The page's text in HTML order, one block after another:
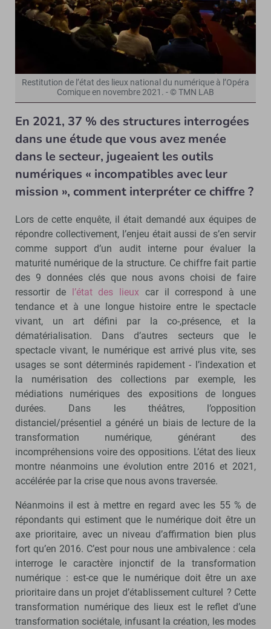
Restitution de l’état des lieux national du numérique à l’Opéra
Comique en novembre 2021. - © TMN LAB
En 2021, 37 % des structures interrogées
dans une étude que vous avez menée
dans le secteur, jugeaient les outils
numériques « incompatibles avec leur
mission », comment interpréter ce chiffre ?
Lors de cette enquête, il était demandé aux équipes de
répondre collectivement, l’enjeu était aussi de s’en servir
comme support d’un audit interne pour évaluer la
maturité numérique de la structure. Ce chiffre fait partie
des 9 données clés que nous avons choisi de faire
ressortir de l’état des lieux car il correspond à une
tendance et à une longue histoire entre le spectacle
vivant, un art défini par la co-,présence, et la
dématérialisation. Dans d’autres secteurs que le
spectacle vivant, le numérique est arrivé plus vite, ses
usages se sont déterminés rapidement - l’indexation et
la numérisation des collections par exemple, les
médiations numériques des expositions de longues
durées. Dans les théâtres, l’opposition
distanciel/présentiel a généré un biais de lecture de la
transformation numérique, générant des
incompréhensions voire des oppositions. L’état des lieux
montre néanmoins une évolution entre 2016 et 2021,
accélérée par la crise que nous avons traversée.
Néanmoins il est à mettre en regard avec les 55 % de
répondants qui estiment que le numérique doit être un
axe prioritaire, avec un niveau d’affirmation bien plus
fort qu’en 2016. C’est pour nous une ambivalence : cela
interroge le caractère injonctif de la transformation
numérique : est-ce que le numérique doit être un axe
prioritaire dans un projet d’établissement culturel ? Cette
transformation numérique des lieux est le reflet d’une
transformation sociétale, infusant la création, les modes